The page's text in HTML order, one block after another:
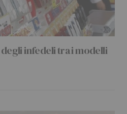
infedeli tra i modelli